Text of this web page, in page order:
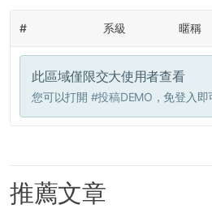
# 系級 暱稱
此區域僅限交大使用者查看
您可以打開 #投稿DEMO ，免登入
推薦文章